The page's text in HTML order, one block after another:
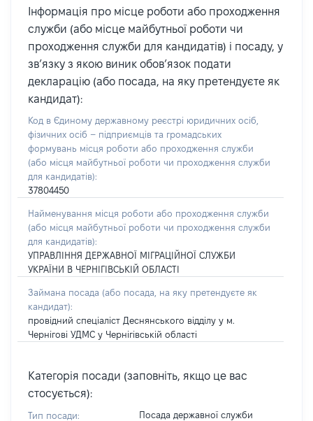
Інформація про місце роботи або проходження
служби (або місце майбутньої роботи чи
проходження служби для кандидатів) і посаду, у
зв’язку з якою виник обов’язок подати
декларацію (або посада, на яку претендуєте як
кандидат):
Код в Єдиному державному реєстрі юридичних осіб,
фізичних осіб – підприємців та громадських
формувань місця роботи або проходження служби
(або місця майбутньої роботи чи проходження служби
для кандидатів):
37804450
Найменування місця роботи або проходження служби
(або місця майбутньої роботи чи проходження служби
для кандидатів):
УПРАВЛІННЯ ДЕРЖАВНОЇ МІГРАЦІЙНОЇ СЛУЖБИ
УКРАЇНИ В ЧЕРНІГІВСЬКІЙ ОБЛАСТІ
Займана посада (або посада, на яку претендуєте як
кандидат):
провідний спеціаліст Деснянського відділу у м.
Чернігові УДМС у Чернігівській області
Категорія посади (заповніть, якщо це вас
стосується):
Тип посади: Посада державної служби